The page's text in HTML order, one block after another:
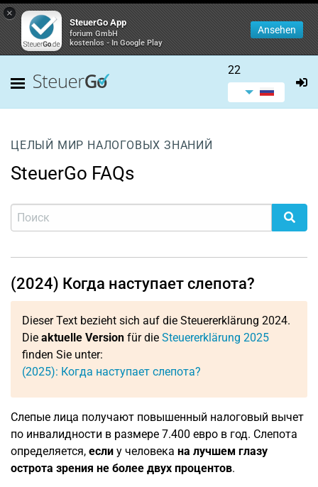
×
SteuerGo App
forium GmbH
kostenlos - In Google Play
Ansehen
22
ЦЕЛЫЙ МИР НАЛОГОВЫХ ЗНАНИЙ
SteuerGo FAQs
(2024) Когда наступает слепота?
Dieser Text bezieht sich auf die Steuererklärung 2024.
Die aktuelle Version für die Steuererklärung 2025
finden Sie unter:
(2025): Когда наступает слепота?
Слепые лица получают повышенный налоговый вычет
по инвалидности в размере 7.400 евро в год. Слепота
определяется, если у человека на лучшем глазу
острота зрения не более двух процентов.